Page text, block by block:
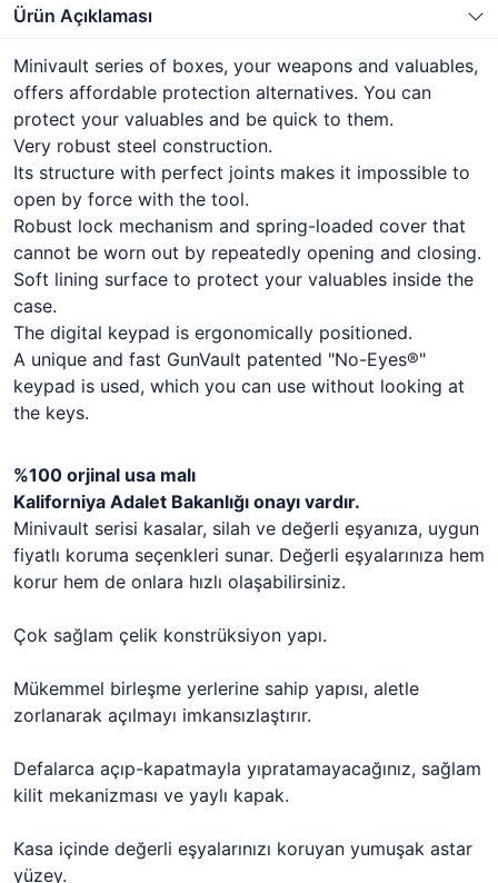
Ürün Açıklaması
Minivault series of boxes, your weapons and valuables,
offers affordable protection alternatives. You can
protect your valuables and be quick to them.
Very robust steel construction.
Its structure with perfect joints makes it impossible to
open by force with the tool.
Robust lock mechanism and spring-loaded cover that
cannot be worn out by repeatedly opening and closing.
Soft lining surface to protect your valuables inside the
case.
The digital keypad is ergonomically positioned.
A unique and fast GunVault patented "No-Eyes®"
keypad is used, which you can use without looking at
the keys.
%100 orjinal usa malı
Kaliforniya Adalet Bakanlığı onayı vardır.
Minivault serisi kasalar, silah ve değerli eşyanıza, uygun
fiyatlı koruma seçenkleri sunar. Değerli eşyalarınıza hem
korur hem de onlara hızlı olaşabilirsiniz.
Çok sağlam çelik konstrüksiyon yapı.
Mükemmel birleşme yerlerine sahip yapısı, aletle
zorlanarak açılmayı imkansızlaştırır.
Defalarca açıp-kapatmayla yıpratamayacağınız, sağlam
kilit mekanizması ve yaylı kapak.
Kasa içinde değerli eşyalarınızı koruyan yumuşak astar
yüzey.